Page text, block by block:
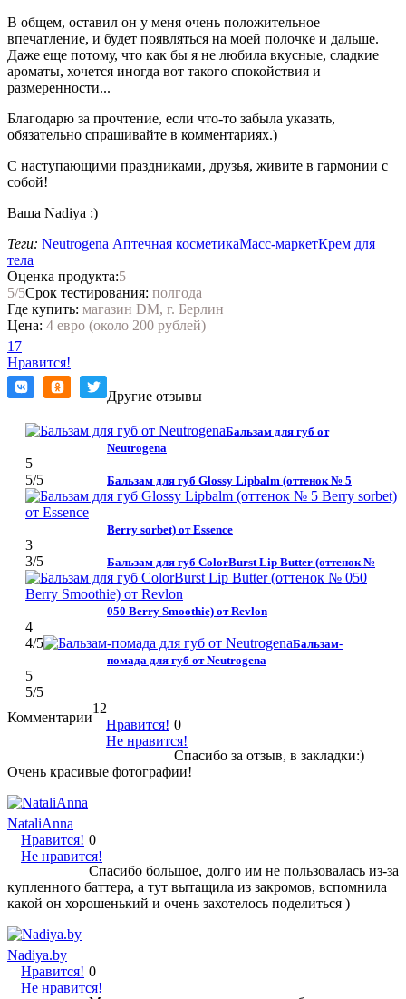
В общем, оставил он у меня очень положительное
впечатление, и будет появляться на моей полочке и дальше.
Даже еще потому, что как бы я не любила вкусные, сладкие
ароматы, хочется иногда вот такого спокойствия и
размеренности...
Благодарю за прочтение, если что-то забыла указать,
обязательно спрашивайте в комментариях.)
С наступающими праздниками, друзья, живите в гармонии с
собой!
Ваша Nadiya :)
Теги: Neutrogena Аптечная косметикаМасс-маркетКрем для
тела
Оценка продукта:5
5/5Срок тестирования: полгода
Где купить: магазин DM, г. Берлин
Цена: 4 евро (около 200 рублей)
17
Нравится!
Другие отзывы
Бальзам для губ от
Neutrogena
5
5/5 Бальзам для губ Glossy Lipbalm (оттенок № 5
Berry sorbet) от Essence
3
3/5 Бальзам для губ ColorBurst Lip Butter (оттенок №
050 Berry Smoothie) от Revlon
4
4/5
Бальзам-
помада для губ от Neutrogena
5
5/5
Комментарии
12
Нравится!
Не нравится!
0
Спасибо за отзыв, в закладки:)
Очень красивые фотографии!
NataliAnna
Нравится!
Не нравится!
0
Спасибо большое, долго им не пользовалась из-за
купленного баттера, а тут вытащила из закромов, вспомнила
какой он хорошенький и очень захотелось поделиться )
Nadiya.by
Нравится!
Не нравится!
0